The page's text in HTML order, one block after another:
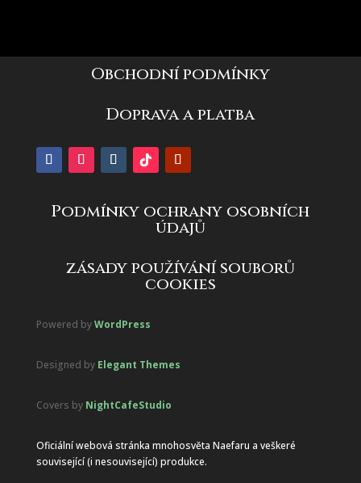
Obchodní podmínky
Doprava a platba
Podmínky ochrany osobních
údajů
zásady používání souborů
cookies
Powered byWordPress
Designed by Elegant Themes
Covers by NightCafeStudio
Oficiální webová stránka mnohosvěta Naefaru a veškeré
související (i nesouvisející) produkce.